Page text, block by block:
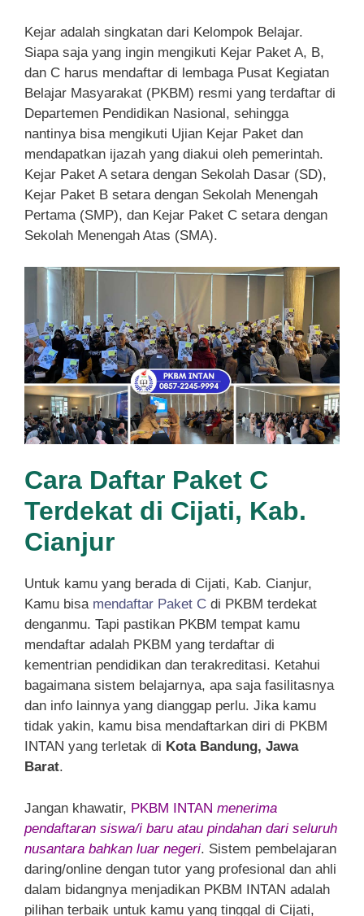
Kejar adalah singkatan dari Kelompok Belajar.
Siapa saja yang ingin mengikuti Kejar Paket A, B,
dan C harus mendaftar di lembaga Pusat Kegiatan
Belajar Masyarakat (PKBM) resmi yang terdaftar di
Departemen Pendidikan Nasional, sehingga
nantinya bisa mengikuti Ujian Kejar Paket dan
mendapatkan ijazah yang diakui oleh pemerintah.
Kejar Paket A setara dengan Sekolah Dasar (SD),
Kejar Paket B setara dengan Sekolah Menengah
Pertama (SMP), dan Kejar Paket C setara dengan
Sekolah Menengah Atas (SMA).
Cara Daftar Paket C
Terdekat di Cijati, Kab.
Cianjur
Untuk kamu yang berada di Cijati, Kab. Cianjur,
Kamu bisa mendaftar Paket C di PKBM terdekat
denganmu. Tapi pastikan PKBM tempat kamu
mendaftar adalah PKBM yang terdaftar di
kementrian pendidikan dan terakreditasi. Ketahui
bagaimana sistem belajarnya, apa saja fasilitasnya
dan info lainnya yang dianggap perlu. Jika kamu
tidak yakin, kamu bisa mendaftarkan diri di PKBM
INTAN yang terletak di Kota Bandung, Jawa
Barat.
Jangan khawatir, PKBM INTAN menerima
pendaftaran siswa/i baru atau pindahan dari seluruh
nusantara bahkan luar negeri. Sistem pembelajaran
daring/online dengan tutor yang profesional dan ahli
dalam bidangnya menjadikan PKBM INTAN adalah
pilihan terbaik untuk kamu yang tinggal di Cijati,